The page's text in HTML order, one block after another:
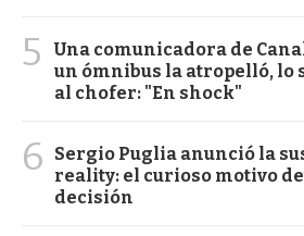
5
Una comunicadora de
un ómnibus la atropelló, lo
al chofer: "En shock"
6
Sergio Puglia anunció la
reality: el curioso motivo
decisión